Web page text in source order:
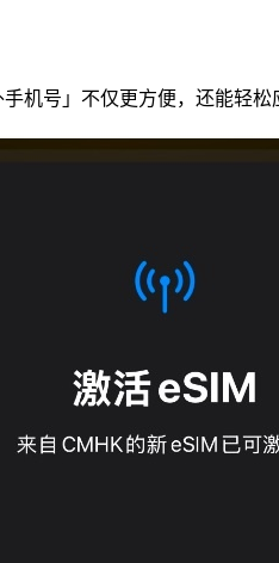
机号」不仅更方便，还能轻